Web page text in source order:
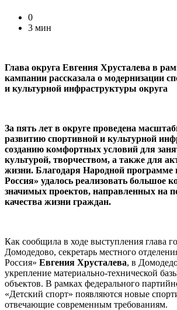
0
3 мин
Глава округа Евгения Хрусталева в
кампании рассказала о модернизации
и культурной инфраструктуры округа
За пять лет в округе проведена
развитию спортивной и культурной
созданию комфортных условий для
культурой, творчеством, а также для
жизни. Благодаря Народной программе
Россия» удалось реализовать большое
значимых проектов, направленных на
качества жизни граждан.
Как сообщила в ходе выступления глава
Домодедово, секретарь местного
Россия» Евгения Хрусталева, в
укрепление материально-технической
объектов. В рамках федерального
«Детский спорт» появляются новые
отвечающие современным требованиям.